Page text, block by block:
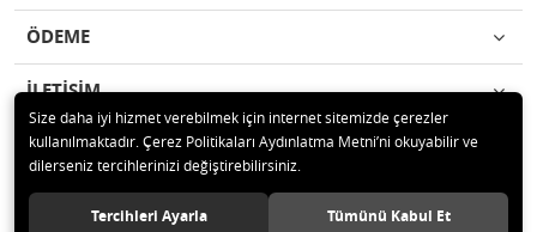
ÖDEME
İLETİŞİM
© 2020 Ufuk Şaka Oyunları ve Parti Malzemeleri Merkezi Tüm hakları
saklıdır.
Size daha iyi hizmet verebilmek için internet sitemizde çerezler
kullanılmaktadır. Çerez Politikaları Aydınlatma Metni’ni okuyabilir ve
dilerseniz tercihlerinizi değiştirebilirsiniz.
Tercihleri Ayarla Tümünü Kabul Et